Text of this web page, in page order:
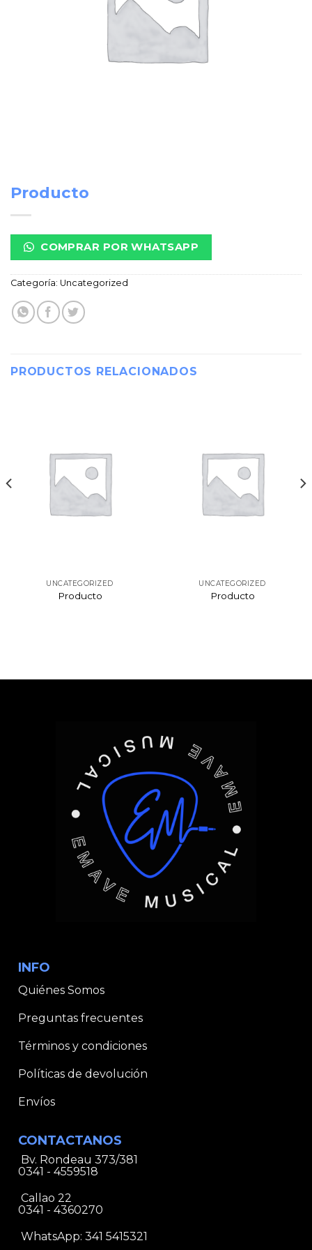
Producto
COMPRAR POR WHATSAPP
Categoría: Uncategorized
PRODUCTOS RELACIONADOS
UNCATEGORIZED
Producto
UNCATEGORIZED
Producto
INFO
Quiénes Somos
Preguntas frecuentes
Términos y condiciones
Políticas de devolución
Envíos
CONTACTANOS
Bv. Rondeau 373/381
0341 - 4559518
Callao 22
0341 - 4360270
WhatsApp: 341 5415321